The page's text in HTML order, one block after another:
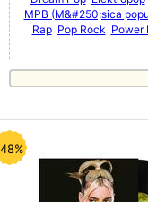
MPB (M&#250;sica
Rap Pop Rock Power